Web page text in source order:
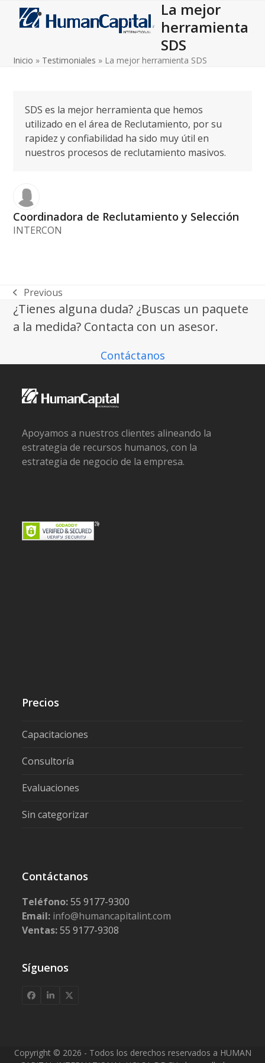
Open
mobile
Close
mobile
La mejor
herramienta
SDS
Inicio » Testimoniales » La mejor herramienta SDS
SDS es la mejor herramienta que hemos
utilizado en el área de Reclutamiento, por su
rapidez y confiabilidad ha sido muy útil en
nuestros procesos de reclutamiento masivos.
Coordinadora de Reclutamiento y Selección
INTERCON
previous
post:
Previous
¿Tienes alguna duda? ¿Buscas un paquete
a la medida? Contacta con un asesor.
Contáctanos
Apoyamos a nuestros clientes alineando la
estrategia de recursos humanos, con la
estrategia de negocio de la empresa.
Precios
Capacitaciones
Consultoría
Evaluaciones
Sin categorizar
Contáctanos
Teléfono:55 9177-9300
Email: info@humancapitalint.com
Ventas:55 9177-9308
Síguenos
Facebook
LinkedIn
X
Copyright © 2026 - Todos los derechos reservados a HUMAN